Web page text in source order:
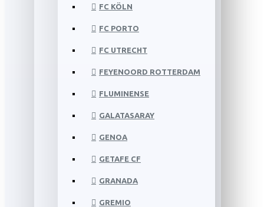
FC KÖLN
FC PORTO
FC UTRECHT
FEYENOORD ROTTERDAM
FLUMINENSE
GALATASARAY
GENOA
GETAFE CF
GRANADA
GREMIO